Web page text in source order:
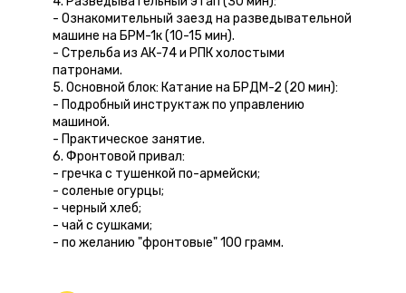
- Ознакомительный заезд на разведывательной
машине на БРМ-1к (10-15 мин).
- Стрельба из АК-74 и РПК холостыми
патронами.
5. Основной блок: Катание на БРДМ-2 (20 мин):
- Подробный инструктаж по управлению
машиной.
- Практическое занятие.
6. Фронтовой привал:
- гречка с тушенкой по-армейски;
- соленые огурцы;
- черный хлеб;
- чай с сушками;
- по желанию "фронтовые" 100 грамм.